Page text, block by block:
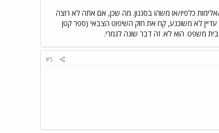
כלפיו/או משהו בסגנון. מה שכן, אם אתה לא רוצה
לא משוכנע, קח את חוק השיפוט הצבאי (ספר קטן
משפט. הוא לא. זה דבר שונה לגמרי.
#5